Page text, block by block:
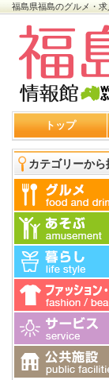
福島県福島のグルメ・
トップ
カテゴリーから